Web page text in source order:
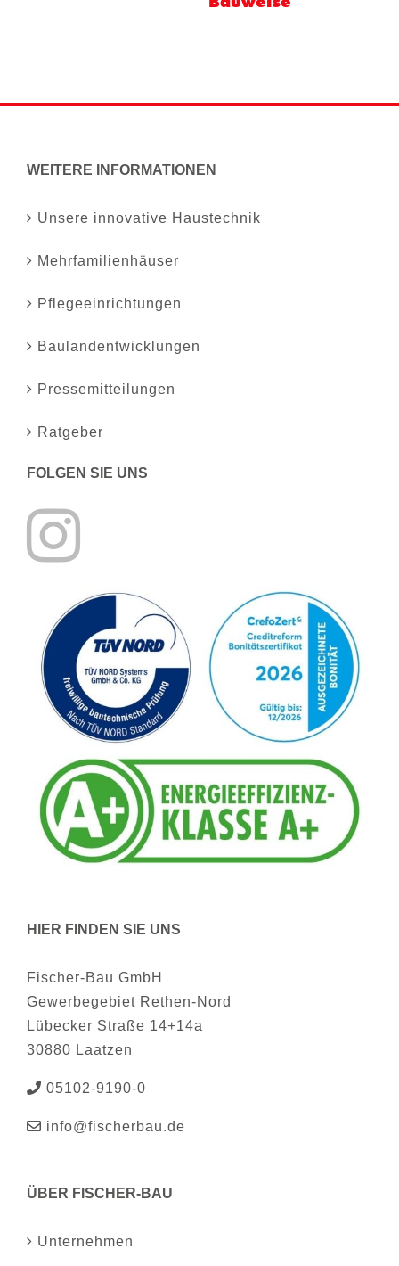
WEITERE INFORMATIONEN
Unsere innovative Haustechnik
Mehrfamilienhäuser
Pflegeeinrichtungen
Baulandentwicklungen
Pressemitteilungen
Ratgeber
FOLGEN SIE UNS
HIER FINDEN SIE UNS
Fischer-Bau GmbH
Gewerbegebiet Rethen-Nord
Lübecker Straße 14+14a
30880 Laatzen
05102-9190-0
info@fischerbau.de
ÜBER FISCHER-BAU
Unternehmen